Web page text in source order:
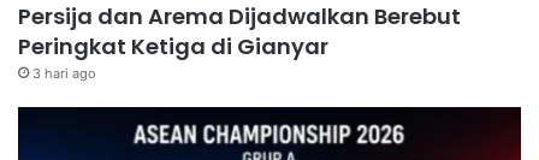
Persija dan Arema Dijadwalkan Berebut
Peringkat Ketiga di Gianyar
3 hari ago